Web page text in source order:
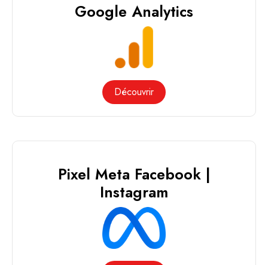
Google Analytics
Découvrir
Pixel Meta Facebook |
Instagram